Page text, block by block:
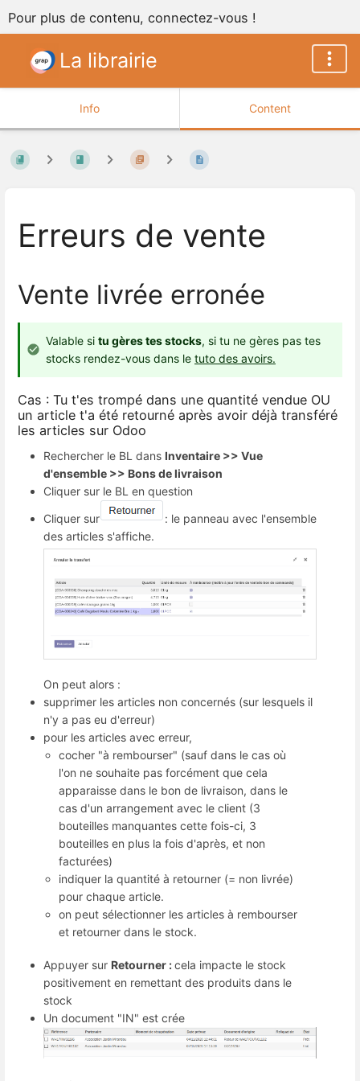
Pour plus de contenu, connectez-vous !
La librairie
Info Content
Erreurs de vente
Vente livrée erronée
Valable si tu gères tes stocks, si tu ne gères pas tes
stocks rendez-vous dans le tuto des avoirs.
Cas : Tu t'es trompé dans une quantité vendue OU
un article t'a été retourné après avoir déjà transféré
les articles sur Odoo
Rechercher le BL dans Inventaire >> Vue
d'ensemble >> Bons de livraison
Cliquer sur le BL en question
Cliquer sur
: le panneau avec l'ensemble
des articles s'affiche.
On peut alors :
supprimer les articles non concernés (sur lesquels il
n'y a pas eu d'erreur)
pour les articles avec erreur,
cocher "à rembourser" (sauf dans le cas où
l'on ne souhaite pas forcément que cela
apparaisse dans le bon de livraison, dans le
cas d'un arrangement avec le client (3
bouteilles manquantes cette fois-ci, 3
bouteilles en plus la fois d'après, et non
facturées)
indiquer la quantité à retourner (= non livrée)
pour chaque article.
on peut sélectionner les articles à rembourser
et retourner dans le stock.
Appuyer sur Retourner :cela impacte le stock
positivement en remettant des produits dans le
stock
Un document "IN" est crée